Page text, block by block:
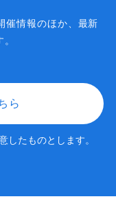
情報のほか、 最新
ら
したものとします。